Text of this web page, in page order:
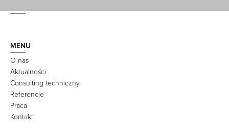
MENU
O nas
Aktualności
Consulting techniczny
Referencje
Praca
Kontakt